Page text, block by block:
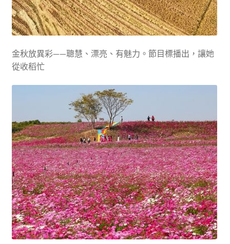
金秋放異彩——聰慧、漂亮、有魅力。節目標播出，讓她
從收稻忙